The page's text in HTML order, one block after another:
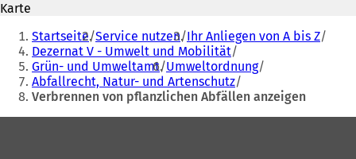
t
i
n
e
i
n
e
i
n
m
Karte
Sie
befinden
sich
hier:
Startseite Service nutzen Ihr Anliegen von A bis Z
Dezernat V - Umwelt und Mobilität
Grün- und Umweltamt Umweltordnung
Abfallrecht, Natur- und Artenschutz
Verbrennen von pflanzlichen Abfällen anzeigen